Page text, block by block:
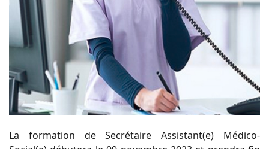
La formation de Secrétaire Assistant(e) Médico-